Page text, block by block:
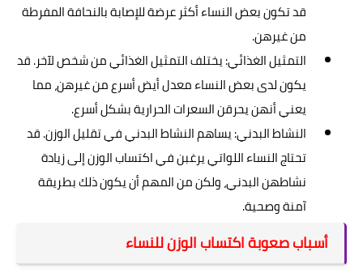
قد تكون بعض النساء أكثر عرضة للإصابة بالنحافة المفرطة
من غيرهن.
التمثيل الغذائي: يختلف التمثيل الغذائي من شخص لآخر. قد
يكون لدى بعض النساء معدل أيض أسرع من غيرهن، مما
يعني أنهن يحرقن السعرات الحرارية بشكل أسرع.
النشاط البدني: يساهم النشاط البدني في تقليل الوزن. قد
تحتاج النساء اللواتي يرغبن في اكتساب الوزن إلى زيادة
نشاطهن البدني، ولكن من المهم أن يكون ذلك بطريقة
آمنة وصحية.
أسباب صعوبة اكتساب الوزن للنساء